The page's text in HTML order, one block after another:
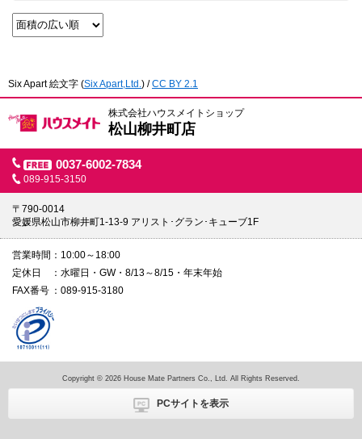
Six Apart 絵文字 (Six Apart,Ltd.) /CC BY 2.1
株式会社ハウスメイトショップ
松山柳井町店
0037-6002-7834
089-915-3150
〒790-0014
愛媛県松山市柳井町1-13-9 アリスト･グラン･キューブ1F
営業時間
10:00～18:00
定休日
水曜日・GW・8/13～8/15・年末年始
FAX番号
089-915-3180
Copyright © 2026 House Mate Partners Co., Ltd. All Rights Reserved.
PCサイトを表示